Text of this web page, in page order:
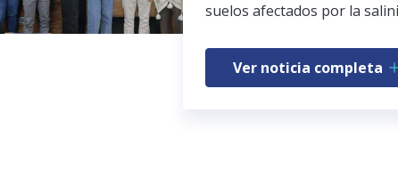
suelos afectados por la
Ver noticia completa